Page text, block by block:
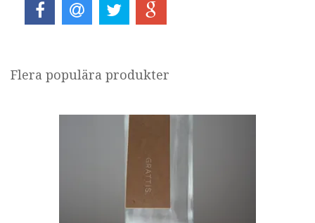
Flera populära produkter